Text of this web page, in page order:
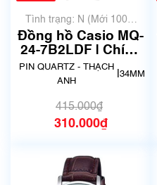
Tình trạng: N (Mới 100%
chưa qua sử dụng)
Đồng hồ Casio MQ-
24-7B2LDF | Chính
hãng
PIN QUARTZ - THẠCH
ANH
34MM
415.000₫
310.000₫